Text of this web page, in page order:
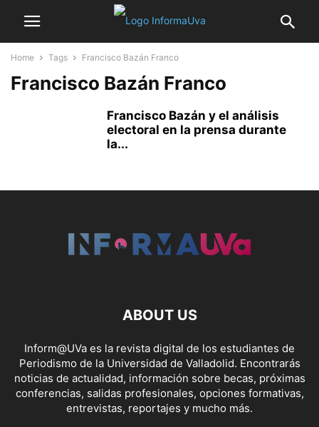
Home Tags Francisco Bazán Franco
Francisco Bazán Franco
Francisco Bazán y el análisis
electoral en la prensa durante
la...
ABOUT US
Inform@UVa es la revista digital de los estudiantes de
Periodismo de la Universidad de Valladolid. Encontrarás
noticias de actualidad, información sobre becas, próximas
conferencias, salidas profesionales, opciones formativas,
entrevistas, reportajes y mucho más.